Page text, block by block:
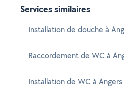
Services similaires
Installation de douche à
Raccordement de WC à
Installation de WC à Angers